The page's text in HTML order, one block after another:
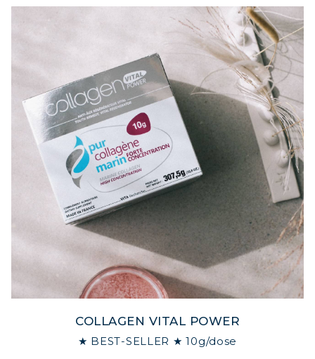
COLLAGEN VITAL POWER
★ BEST-SELLER ★ 10g/dose